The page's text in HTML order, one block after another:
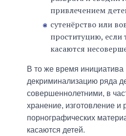
привлечением
сутенёрство или
проституцию, если
касаются
В то же время инициатива
декриминализацию ряда
совершеннолетними, в
хранение, изготовление и
порнографических
касаются детей.